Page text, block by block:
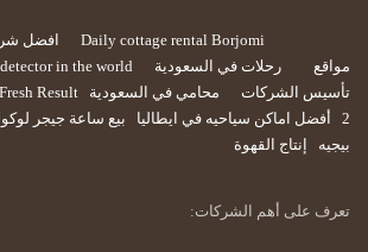
Daily cottage rental Borjomi
افضل
مواقع
رحلات في السعودية in the world
تأسيس الشركات
محامي في السعودية
Fresh Result
2
أفضل اماكن سياحيه في ايطاليا بيع ساعة جيجر
بيجيه
إنتاج القهوة
تعرف على أهم الشركات: